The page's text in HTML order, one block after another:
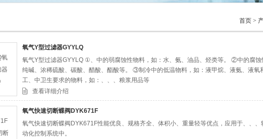
首页 >
氧气Y型过滤器GYYLQ
氧气Y型过滤器GYYLQ ①、中的弱腐蚀性物料，如：水、氨、油品、烃类等。 ②中的腐蚀
纯碱、浓稀硫酸、碳酸、醋酸、酯酸等。 ③制冷中的低温物料，如：液甲烷、液氨、液
工、中卫生要求的物料，如：、、、粮浆用品等
查看详细介绍
氧气快速切断蝶阀DYK671F
氧气快速切断蝶阀DYK671F性能优良、规格齐全、体积小、重量轻等优点，应用于、、、
动化控制系统中。